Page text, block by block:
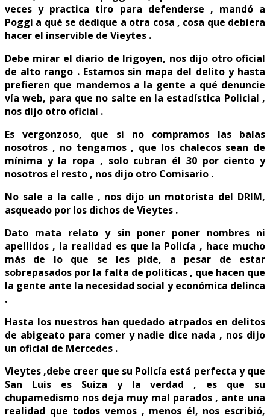
veces y practica tiro para defenderse , mandó a
Poggi a qué se dedique a otra cosa , cosa que debiera
hacer el inservible de Vieytes .
Debe mirar el diario de Irigoyen, nos dijo otro oficial
de alto rango . Estamos sin mapa del delito y hasta
prefieren que mandemos a la gente a qué denuncie
vía web, para que no salte en la estadística Policial ,
nos dijo otro oficial .
Es vergonzoso, que si no compramos las balas
nosotros , no tengamos , que los chalecos sean de
mínima y la ropa , solo cubran él 30 por ciento y
nosotros el resto , nos dijo otro Comisario .
No sale a la calle , nos dijo un motorista del DRIM,
asqueado por los dichos de Vieytes .
Dato mata relato y sin poner poner nombres ni
apellidos , la realidad es que la Policía , hace mucho
más de lo que se les pide, a pesar de estar
sobrepasados por la falta de políticas , que hacen que
la gente ante la necesidad social y económica delinca
.
Hasta los nuestros han quedado atrpados en delitos
de abigeato para comer y nadie dice nada , nos dijo
un oficial de Mercedes .
Vieytes ,debe creer que su Policía está perfecta y que
San Luis es Suiza y la verdad , es que su
chupamedismo nos deja muy mal parados , ante una
realidad que todos vemos , menos él, nos escribió,